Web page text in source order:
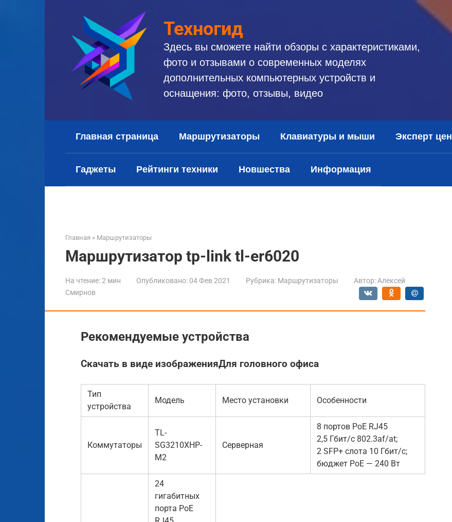
Техногид
Здесь вы сможете найти обзоры с характеристиками,
фото и отзывами о современных моделях
дополнительных компьютерных устройств и
оснащения: фото, отзывы, видео
Главная страница Маршрутизаторы Клавиатуры и мыши Эксперт цен
Гаджеты Рейтинги техники Новшества Информация
Главная » Маршрутизаторы
Маршрутизатор tp-link tl-er6020
На чтение:2 мин Опубликовано: 04 Фев 2021 Рубрика: Маршрутизаторы Автор: Алексей
Смирнов
Рекомендуемые устройства
Скачать в виде изображенияДля головного офиса
Тип
устройства
Модель Место установки Особенности
Коммутаторы
TL-
SG3210XHP-
M2
Серверная
8 портов PoE RJ45
2,5 Гбит/с 802.3af/at;
2 SFP+ слота 10 Гбит/с;
бюджет PoE — 240 Вт
24
гигабитных
порта PoE